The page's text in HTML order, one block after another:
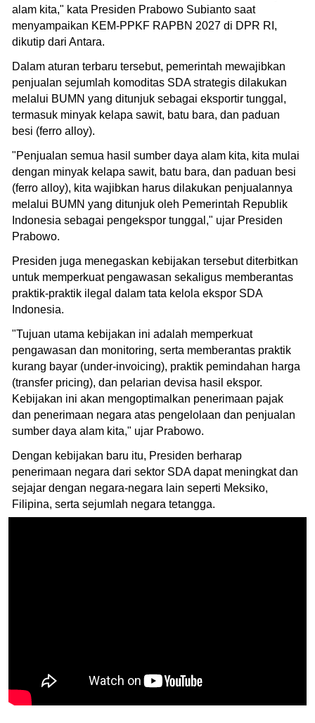
alam kita," kata Presiden Prabowo Subianto saat
menyampaikan KEM-PPKF RAPBN 2027 di DPR RI,
dikutip dari Antara.
Dalam aturan terbaru tersebut, pemerintah mewajibkan
penjualan sejumlah komoditas SDA strategis dilakukan
melalui BUMN yang ditunjuk sebagai eksportir tunggal,
termasuk minyak kelapa sawit, batu bara, dan paduan
besi (ferro alloy).
"Penjualan semua hasil sumber daya alam kita, kita mulai
dengan minyak kelapa sawit, batu bara, dan paduan besi
(ferro alloy), kita wajibkan harus dilakukan penjualannya
melalui BUMN yang ditunjuk oleh Pemerintah Republik
Indonesia sebagai pengekspor tunggal," ujar Presiden
Prabowo.
Presiden juga menegaskan kebijakan tersebut diterbitkan
untuk memperkuat pengawasan sekaligus memberantas
praktik-praktik ilegal dalam tata kelola ekspor SDA
Indonesia.
"Tujuan utama kebijakan ini adalah memperkuat
pengawasan dan monitoring, serta memberantas praktik
kurang bayar (under-invoicing), praktik pemindahan harga
(transfer pricing), dan pelarian devisa hasil ekspor.
Kebijakan ini akan mengoptimalkan penerimaan pajak
dan penerimaan negara atas pengelolaan dan penjualan
sumber daya alam kita," ujar Prabowo.
Dengan kebijakan baru itu, Presiden berharap
penerimaan negara dari sektor SDA dapat meningkat dan
sejajar dengan negara-negara lain seperti Meksiko,
Filipina, serta sejumlah negara tetangga.